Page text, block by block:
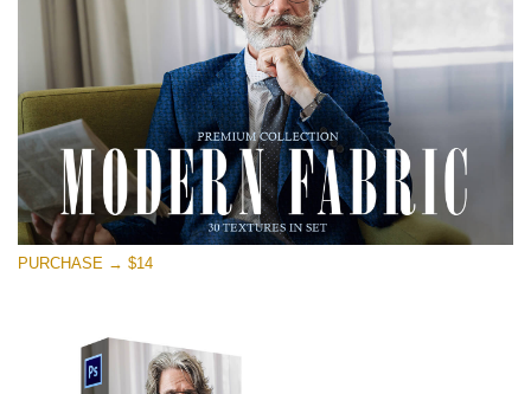
(30 Textures)
Large 6000*4000px
Entire Collection
(1783 Overlays)
Large 6000*4000px
無料ダウンロード
PURCHASE → $14